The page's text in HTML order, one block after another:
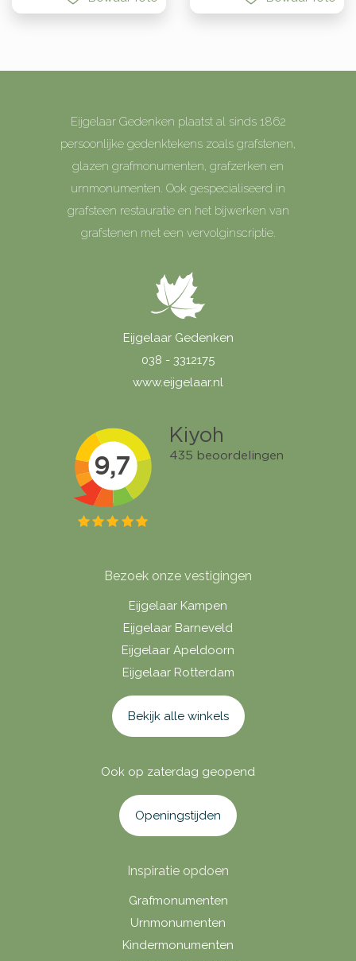
Eijgelaar Gedenken plaatst al sinds 1862
persoonlijke gedenktekens zoals grafstenen,
glazen grafmonumenten, grafzerken en
urnmonumenten. Ook gespecialiseerd in
grafsteen restauratie en het bijwerken van
grafstenen met een vervolginscriptie.
Eijgelaar Gedenken
038 - 3312175
www.eijgelaar.nl
Bezoek onze vestigingen
Eijgelaar Kampen
Eijgelaar Barneveld
Eijgelaar Apeldoorn
Eijgelaar Rotterdam
Bekijk alle winkels
Ook op zaterdag geopend
Openingstijden
Inspiratie opdoen
Grafmonumenten
Urnmonumenten
Kindermonumenten